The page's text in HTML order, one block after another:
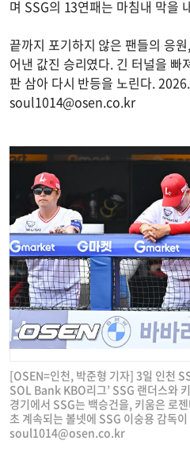
며 SSG의 13연패는 마침내 막을
끝까지 포기하지 않은 팬들의 응
어낸 값진 승리였다. 긴 터널을 빠
판 삼아 다시 반등을 노린다.
soul1014@osen.co.kr
[OSEN=인천, 박준형 기자] 3일 인천
SOL Bank KBO리그’ SSG 랜더스와
경기에서 SSG는 백승건을, 키움은 로
초 계속되는 볼넷에 SSG 이숭용 감독
soul1014@osen.co.kr